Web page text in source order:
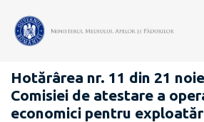
PĂDURI
Hotărârea nr. 11 din 21
Comisiei de atestare a
economici pentru
publicării: